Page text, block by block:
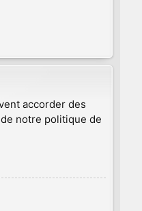
accorder des
notre politique de